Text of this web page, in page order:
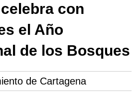
con
el Año
de los Bosques
de Cartagena